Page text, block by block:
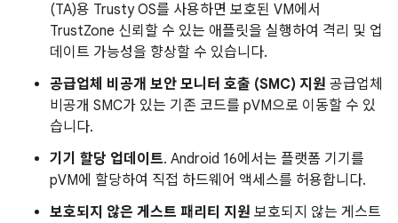
(TA)용 Trusty OS를 사용하면 보호된 VM에서
TrustZone 신뢰할 수 있는 애플릿을 실행하여 격리 및 업
데이트 가능성을 향상할 수 있습니다.
공급업체 비공개 보안 모니터 호출 (SMC) 지원 공급업체
비공개 SMC가 있는 기존 코드를 pVM으로 이동할 수 있
습니다.
기기 할당 업데이트. Android 16에서는 플랫폼 기기를
pVM에 할당하여 직접 하드웨어 액세스를 허용합니다.
보호되지 않은 게스트 패리티 지원 보호되지 않는 게스트